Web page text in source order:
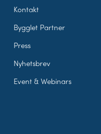
Kontakt
Bygglet Partner
Press
Nyhetsbrev
Event & Webinars